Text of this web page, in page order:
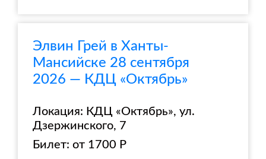
Элвин Грей в Ханты-
Мансийске 28 сентября
2026 — КДЦ «Октябрь»
Локация: КДЦ «Октябрь», ул.
Дзержинского, 7
Билет: от 1700 Р